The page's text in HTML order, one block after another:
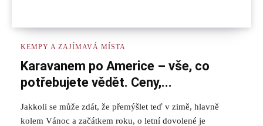
KEMPY A ZAJÍMAVÁ MÍSTA
Karavanem po Americe – vše, co
potřebujete vědět. Ceny,...
Jakkoli se může zdát, že přemýšlet teď v zimě, hlavně
kolem Vánoc a začátkem roku, o letní dovolené je